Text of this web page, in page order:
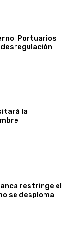
Portuarios
desregulación
la
restringe el
se desploma